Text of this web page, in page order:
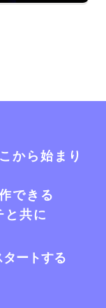
から始まり
できる
共に
ートする